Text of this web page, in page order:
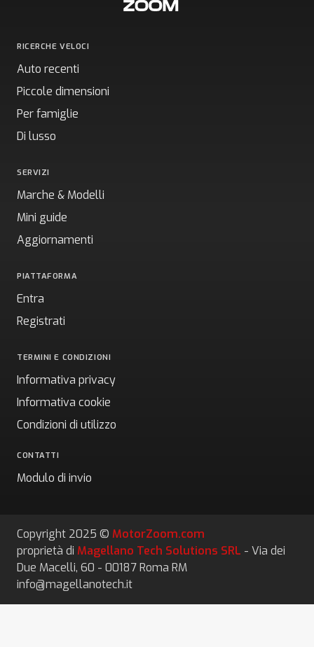
RICERCHE VELOCI
Auto recenti
Piccole dimensioni
Per famiglie
Di lusso
SERVIZI
Marche & Modelli
Mini guide
Aggiornamenti
PIATTAFORMA
Entra
Registrati
TERMINI E CONDIZIONI
Informativa privacy
Informativa cookie
Condizioni di utilizzo
CONTATTI
Modulo di invio
Copyright 2025 © MotorZoom.com
proprietà di Magellano Tech Solutions SRL - Via dei
Due Macelli, 60 - 00187 Roma RM
info@magellanotech.it